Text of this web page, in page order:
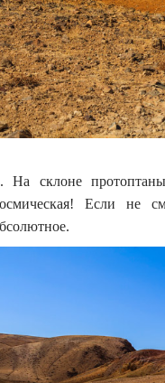
На склоне
Если не